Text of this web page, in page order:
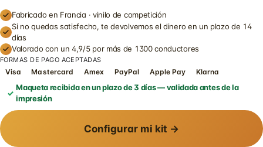
Fabricado en Francia · vinilo de competición
Si no quedas satisfecho, te devolvemos el dinero en un plazo de 14
días
Valorado con un 4,9/5 por más de 1300 conductores
FORMAS DE PAGO ACEPTADAS
Visa Mastercard Amex PayPal Apple Pay Klarna
Maqueta recibida en un plazo de 3 días — validada antes de la
impresión
Configurar mi kit →